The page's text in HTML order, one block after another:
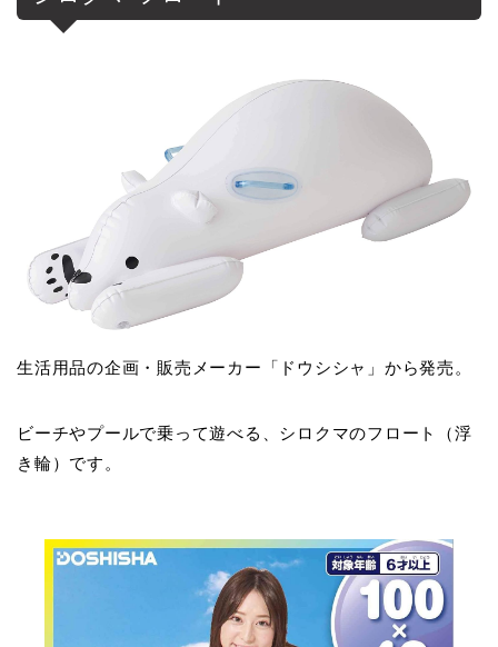
生活用品の企画・販売メーカー「ドウシシャ」から発売。
ビーチやプールで乗って遊べる、シロクマのフロート（浮
き輪）です。